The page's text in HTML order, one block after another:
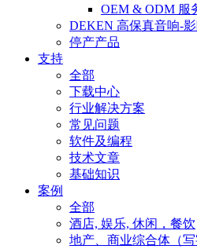
OEM & ODM 服
DEKEN 高保真音响-
停产产品
支持
全部
下载中心
行业解决方案
常见问题
软件及编程
技术文章
基础知识
案例
全部
酒店, 娱乐, 休闲，餐饮
地产、商业综合体（写